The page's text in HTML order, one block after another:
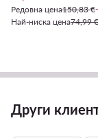
Редовна цена150,83 €
Най-ниска цена74,99 €
Други